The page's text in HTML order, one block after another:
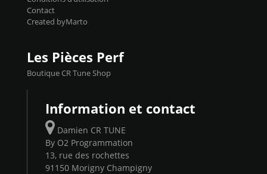
Contact
Created byMarto
Les Pièces Perf
Boutique CR Tune Shop
Information et contact
Damien CR TUNE
By O2 Programmation
13, rue des rochettes
91150 Morigny Champigny